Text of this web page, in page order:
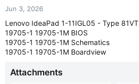
Jun 3, 2026
Lenovo IdeaPad 1-11IGL05 - Type 81VT
19705-1 19705-1M BIOS
19705-1 19705-1M Schematics
19705-1 19705-1M Boardview
Attachments